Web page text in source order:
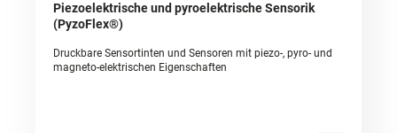
Piezoelektrische und pyroelektrische Sensorik
(PyzoFlex®)
Druckbare Sensortinten und Sensoren mit piezo-, pyro- und
magneto-elektrischen Eigenschaften